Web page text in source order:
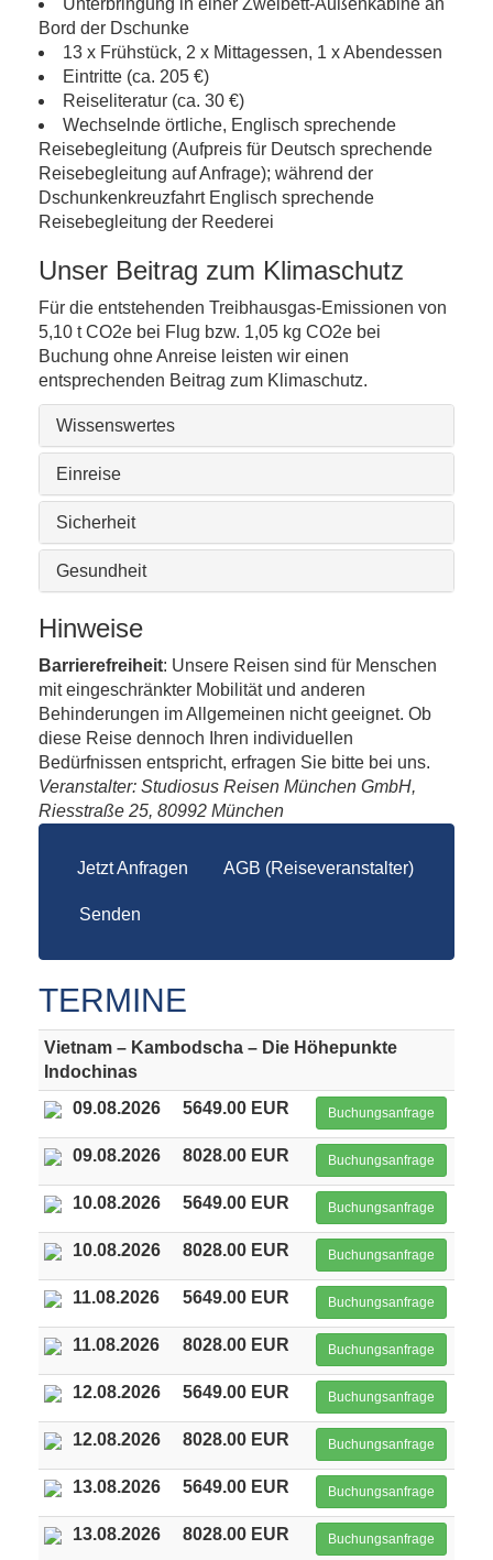
Unterbringung in einer Zweibett-Außenkabine an
Bord der Dschunke
13 x Frühstück, 2 x Mittagessen, 1 x Abendessen
Eintritte (ca. 205 €)
Reiseliteratur (ca. 30 €)
Wechselnde örtliche, Englisch sprechende
Reisebegleitung (Aufpreis für Deutsch sprechende
Reisebegleitung auf Anfrage); während der
Dschunkenkreuzfahrt Englisch sprechende
Reisebegleitung der Reederei
Unser Beitrag zum Klimaschutz
Für die entstehenden Treibhausgas-Emissionen von
5,10 t CO2e bei Flug bzw. 1,05 kg CO2e bei
Buchung ohne Anreise leisten wir einen
entsprechenden Beitrag zum Klimaschutz.
Wissenswertes
Einreise
Sicherheit
Gesundheit
Hinweise
Barrierefreiheit: Unsere Reisen sind für Menschen
mit eingeschränkter Mobilität und anderen
Behinderungen im Allgemeinen nicht geeignet. Ob
diese Reise dennoch Ihren individuellen
Bedürfnissen entspricht, erfragen Sie bitte bei uns.
Veranstalter: Studiosus Reisen München GmbH,
Riesstraße 25, 80992 München
Jetzt Anfragen AGB (Reiseveranstalter)
Senden
TERMINE
Vietnam – Kambodscha – Die Höhepunkte
Indochinas
09.08.2026
5649.00 EUR Buchungsanfrage
09.08.2026 8028.00 EUR Buchungsanfrage
10.08.2026 5649.00 EUR Buchungsanfrage
10.08.2026 8028.00 EUR Buchungsanfrage
11.08.2026 5649.00 EUR Buchungsanfrage
11.08.2026 8028.00 EUR Buchungsanfrage
12.08.2026 5649.00 EUR Buchungsanfrage
12.08.2026 8028.00 EUR Buchungsanfrage
13.08.2026 5649.00 EUR Buchungsanfrage
13.08.2026 8028.00 EUR Buchungsanfrage